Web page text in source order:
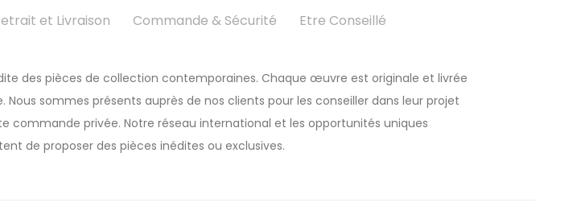
et Livraison Commande & Sécurité Etre Conseillé
des pièces de collection contemporaines. Chaque œuvre est originale et livrée
sommes présents auprès de nos clients pour les conseiller dans leur projet
commande privée. Notre réseau international et les opportunités uniques
de proposer des pièces inédites ou exclusives.